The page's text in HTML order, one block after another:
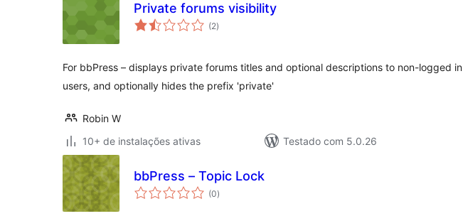
Private forums visibility
(2total
de
)
For bbPress – displays private forums titles and optional descriptions to non-logged in
users, and optionally hides the prefix 'private'
Robin W
10+ de instalações ativas
Testado com 5.0.26
bbPress – Topic Lock
(0total
de
)